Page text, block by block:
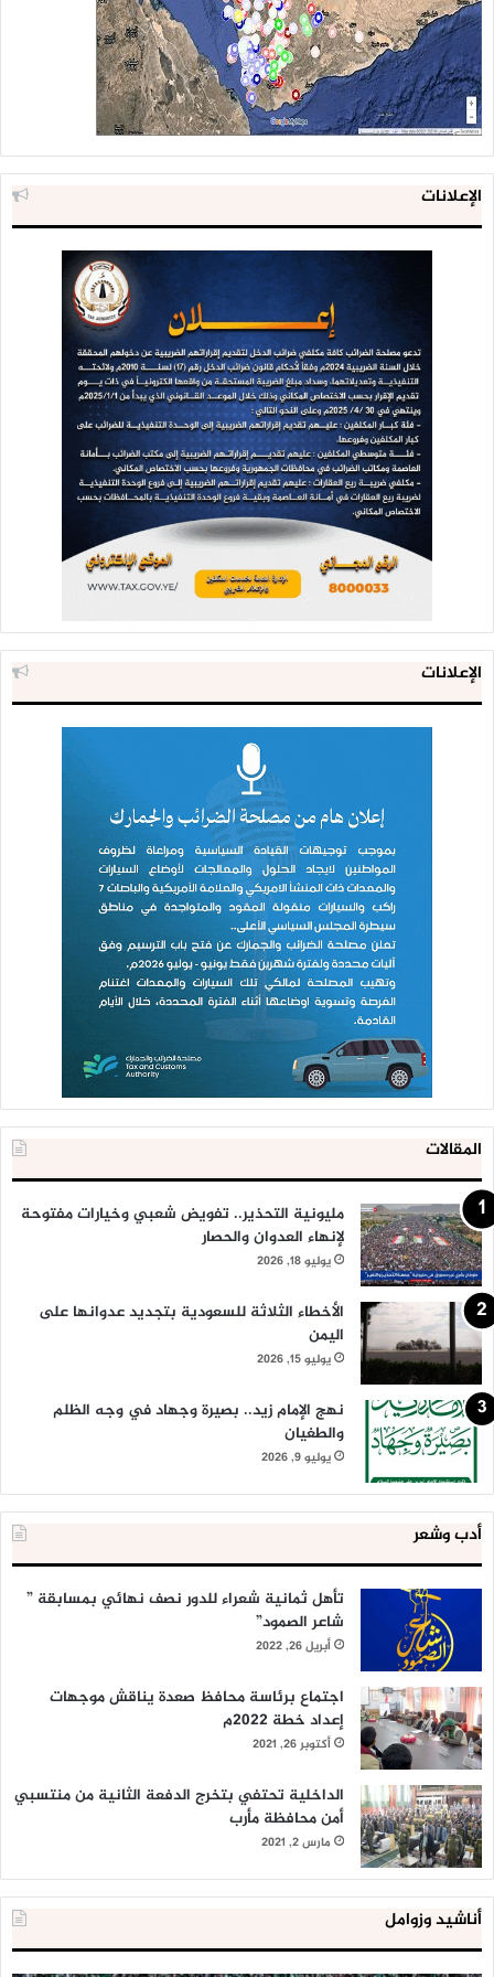
الإعلانات
الإعلانات
المقالات
مليونية التحذير.. تفويض شعبي وخيارات مفتوحة
لإنهاء العدوان والحصار
يوليو 18, 2026
الأخطاء الثلاثة للسعودية بتجديد عدوانها على
اليمن
يوليو 15, 2026
نهج الإمام زيد.. بصيرة وجهاد في وجه الظلم
والطغيان
يوليو 9, 2026
أدب وشعر
تأهل ثمانية شعراء للدور نصف نهائي بمسابقة ”
شاعر الصمود”
أبريل 26, 2022
اجتماع برئاسة محافظ صعدة يناقش موجهات
إعداد خطة 2022م
أكتوبر 26, 2021
الداخلية تحتفي بتخرج الدفعة الثانية من منتسبي
أمن محافظة مأرب
مارس 2, 2021
أناشيد وزوامل